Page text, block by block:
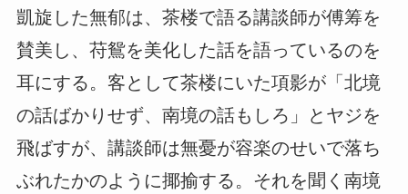
凱旋した無郁は、茶楼で語る講談師が傅筹を
賛美し、苻鴛を美化した話を語っているのを
耳にする。客として茶楼にいた項影が「北境
の話ばかりせず、南境の話もしろ」とヤジを
飛ばすが、講談師は無憂が容楽のせいで落ち
ぶれたかのように揶揄する。それを聞く南境